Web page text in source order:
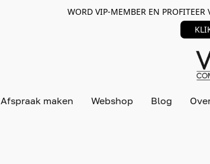
WORD VIP-MEMBER EN
Afspraak maken Webshop Blog